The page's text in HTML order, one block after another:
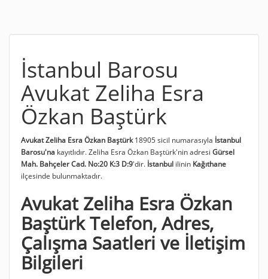
İstanbul Barosu
Avukat Zeliha Esra
Özkan Baştürk
Avukat Zeliha Esra Özkan Baştürk18905 sicil numarasıyla İstanbul
Barosu'na kayıtlıdır. Zeliha Esra Özkan Baştürk'nin adresi Gürsel
Mah. Bahçeler Cad. No:20 K:3 D:9'dir. İstanbul ilinin Kağıthane
ilçesinde bulunmaktadır.
Avukat Zeliha Esra Özkan
Baştürk Telefon, Adres,
Çalışma Saatleri ve İletişim
Bilgileri